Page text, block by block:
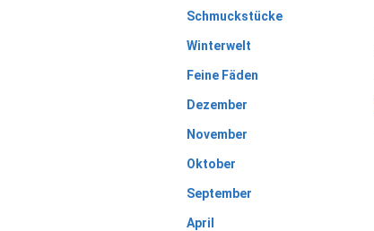
Schmuckstücke
Winterwelt
Feine Fäden
Dezember
November
Oktober
September
April